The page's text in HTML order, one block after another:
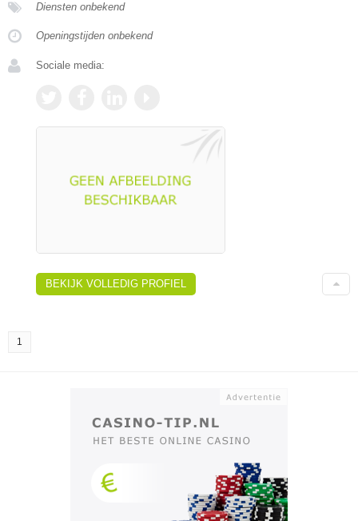
Diensten onbekend
Openingstijden onbekend
Sociale media:
BEKIJK VOLLEDIG PROFIEL
1